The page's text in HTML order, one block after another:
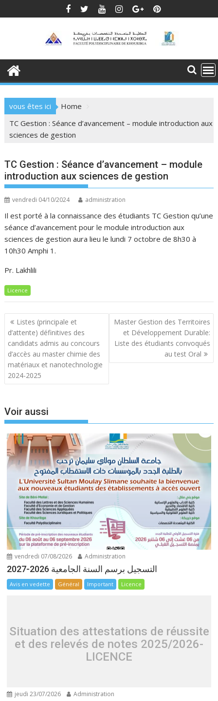
to
vous êtes ici
Home
TC Gestion : Séance d’avancement – module introduction aux
sciences de gestion
TC Gestion : Séance d’avancement – module
introduction aux sciences de gestion
vendredi 04/10/2024 administration
Il est porté à la connaissance des étudiants TC Gestion qu’une
séance d’avancement pour le module introduction aux
sciences de gestion aura lieu le lundi 7 octobre de 8h30 à
10h30 Amphi 1.
Pr. Lakhlili
Licence
Navigation
de
l’article
Listes (principale et
d’attente) définitives des
candidats admis au concours
d’accès au master chimie des
matériaux et nanotechnologie
2024-2025
Master Gestion des Territoires
et Développement Durable:
Liste des étudiants convoqués
au test Oral
Voir aussi
vendredi 07/08/2026 Administration
التسجيل برسم السنة الجامعية 2026-2027
Avis en vedette Général Important Licence
Situation des attestations de réussite
et des relevés de notes 2025/2026-
LICENCE
jeudi 23/07/2026 Administration